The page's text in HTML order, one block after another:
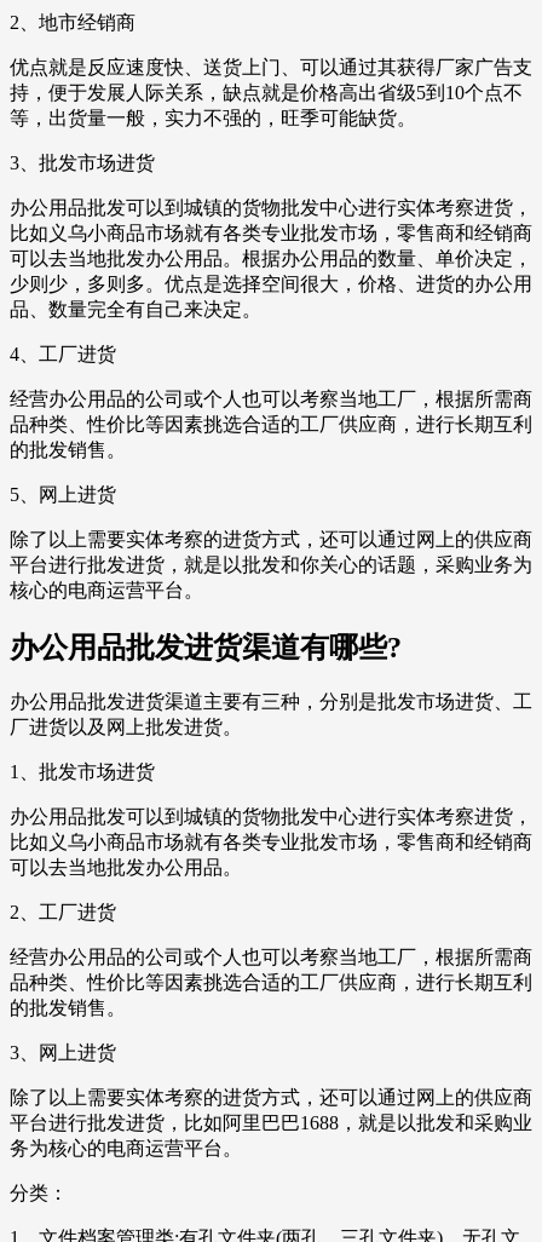
2、地市经销商
优点就是反应速度快、送货上门、可以通过其获得厂家广告支
持，便于发展人际关系，缺点就是价格高出省级5到10个点不
等，出货量一般，实力不强的，旺季可能缺货。
3、批发市场进货
办公用品批发可以到城镇的货物批发中心进行实体考察进货，
比如义乌小商品市场就有各类专业批发市场，零售商和经销商
可以去当地批发办公用品。根据办公用品的数量、单价决定，
少则少，多则多。优点是选择空间很大，价格、进货的办公用
品、数量完全有自己来决定。
4、工厂进货
经营办公用品的公司或个人也可以考察当地工厂，根据所需商
品种类、性价比等因素挑选合适的工厂供应商，进行长期互利
的批发销售。
5、网上进货
除了以上需要实体考察的进货方式，还可以通过网上的供应商
平台进行批发进货，就是以批发和你关心的话题，采购业务为
核心的电商运营平台。
办公用品批发进货渠道有哪些?
办公用品批发进货渠道主要有三种，分别是批发市场进货、工
厂进货以及网上批发进货。
1、批发市场进货
办公用品批发可以到城镇的货物批发中心进行实体考察进货，
比如义乌小商品市场就有各类专业批发市场，零售商和经销商
可以去当地批发办公用品。
2、工厂进货
经营办公用品的公司或个人也可以考察当地工厂，根据所需商
品种类、性价比等因素挑选合适的工厂供应商，进行长期互利
的批发销售。
3、网上进货
除了以上需要实体考察的进货方式，还可以通过网上的供应商
平台进行批发进货，比如阿里巴巴1688，就是以批发和采购业
务为核心的电商运营平台。
分类：